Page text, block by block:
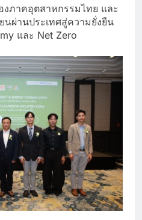
ภาคอุตสาหกรรมไทย และ
นผ่านประเทศสู่ความยั่งยืน
และ Net Zero